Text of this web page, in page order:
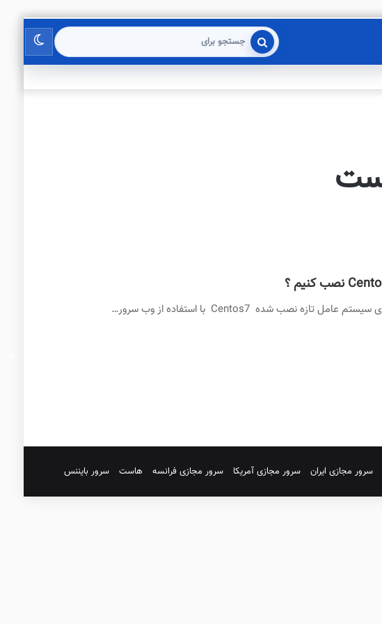
جستجو
برای
تغییر
پوسته
سرور مجازی ایران سرور مجازی آمریکا سرور مجازی فرانسه هاست سرور بایننس